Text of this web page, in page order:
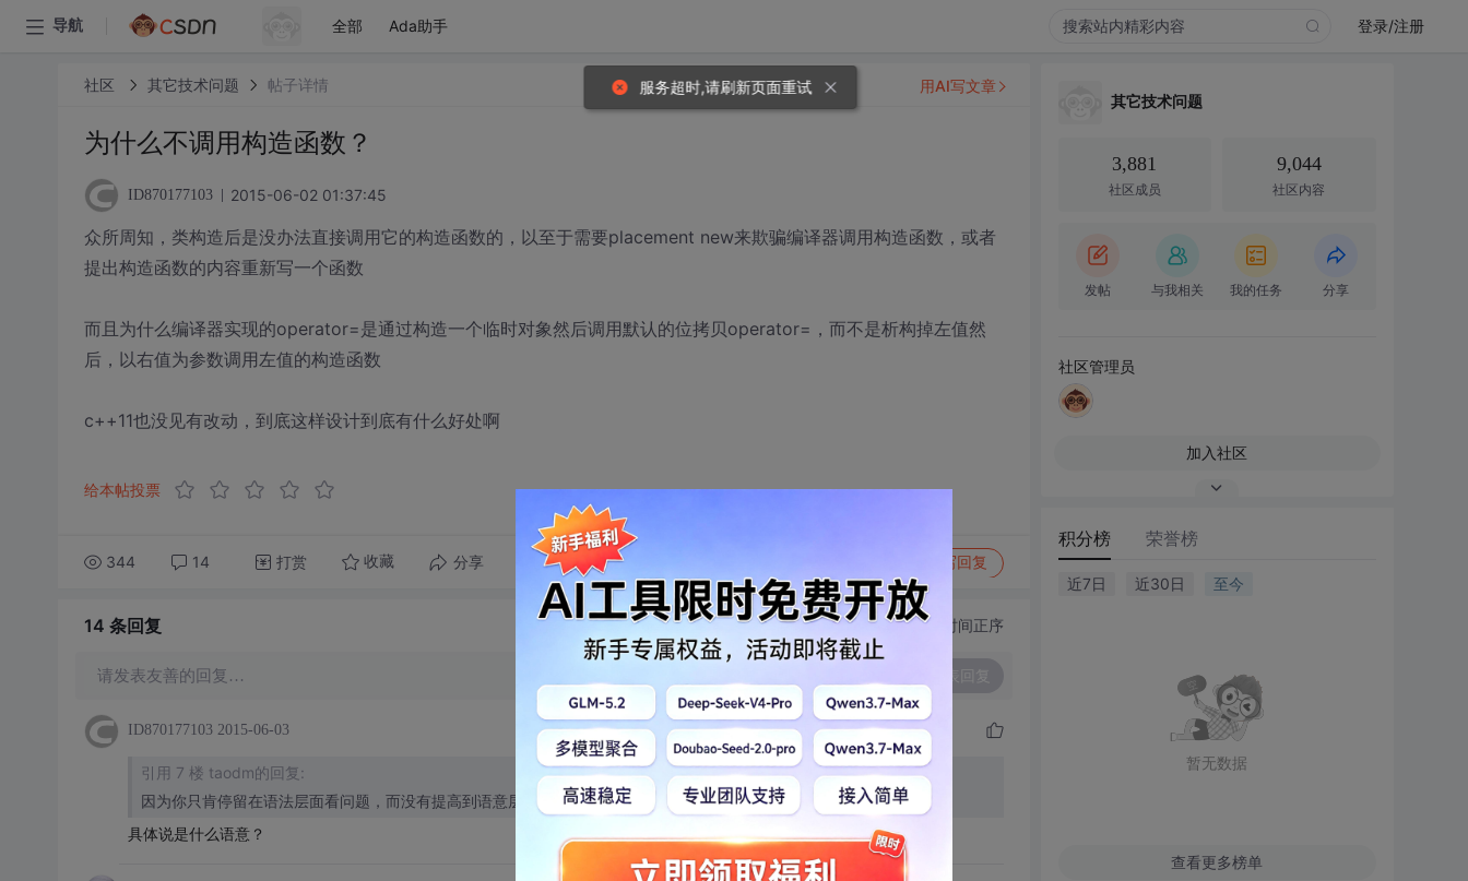
导航 全部 Ada助手 登录/注册
社区 其它技术问题 帖子详情
为什么不调用构造函数？
ID870177103 2015-06-02 01:37:45
众所周知，类构造后是没办法直接调用它的构造函数的，以至于需要placement new来欺骗编译器调用构造函数，或者
提出构造函数的内容重新写一个函数
而且为什么编译器实现的operator=是通过构造一个临时对象然后调用默认的位拷贝operator=，而不是析构掉左值然
后，以右值为参数调用左值的构造函数
c++11也没见有改动，到底这样设计到底有什么好处啊
给本帖投票
344 14 打赏 收藏 分享 转发到动态 写回复
用AI写文章
14 条回复 切换为时间正序
请发表友善的回复…
ID870177103 2015-06-03
引用 7 楼 taodm的回复:
因为你只肯停留在语法层面看问题，而没有提高到语意层面思考编程语言的概念一致性与概念完整性。
具体说是什么语意？
其它技术问题
3,881
社区成员
9,044
社区内容
发帖 与我相关 我的任务 分享
社区管理员
加入社区
积分榜 荣誉榜
近7日 近30日 至今
暂无数据
查看更多榜单
服务超时,请刷新页面重试